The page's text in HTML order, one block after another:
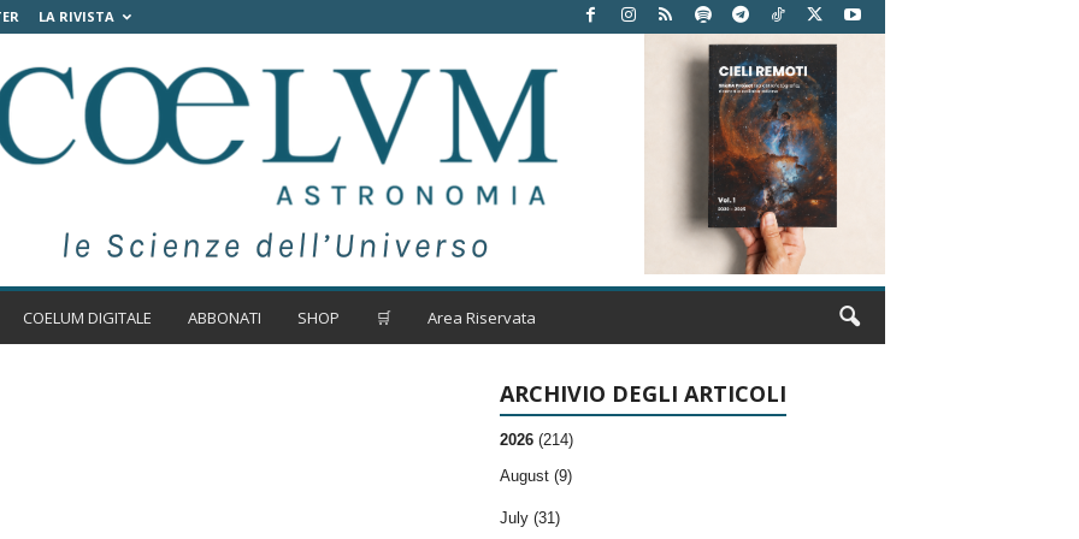
LA RIVISTA
COELUM DIGITALE ABBONATI SHOP 🛒 Area Riservata
ARCHIVIO DEGLI ARTICOLI
2026 (214)
August (9)
July (31)